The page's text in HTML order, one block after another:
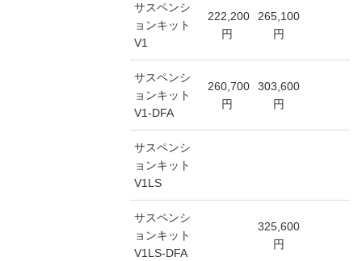
サスペンシ
ョンキット
V1
222,200
円
265,100
円
サスペンシ
ョンキット
V1-DFA
260,700
円
303,600
円
サスペンシ
ョンキット
V1LS
サスペンシ
ョンキット
V1LS-DFA
325,600
円